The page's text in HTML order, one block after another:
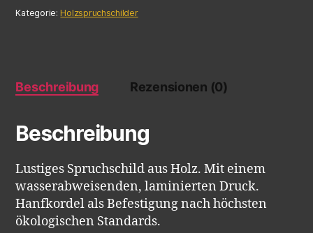
Kategorie: Holzspruchschilder
Beschreibung Rezensionen (0)
Beschreibung
Lustiges Spruchschild aus Holz. Mit einem
wasserabweisenden, laminierten Druck.
Hanfkordel als Befestigung nach höchsten
ökologischen Standards.